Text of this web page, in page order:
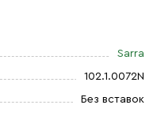
Sarra
102.1.0072N
Без вставок